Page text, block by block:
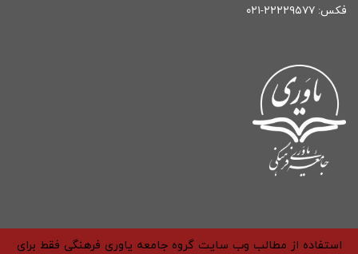
فکس: ۲۲۲۲۹۵۷۷-۰۲۱
استفاده از مطالب وب سایت گروه جامعه یاوری فرهنگی فقط برای